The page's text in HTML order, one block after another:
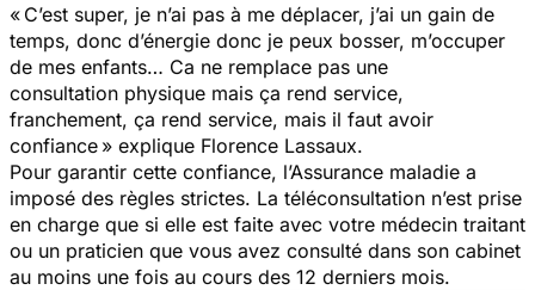
« C’est super, je n’ai pas à me déplacer, j’ai un gain de
temps, donc d’énergie donc je peux bosser, m’occuper
de mes enfants… Ca ne remplace pas une
consultation physique mais ça rend service,
franchement, ça rend service, mais il faut avoir
confiance » explique Florence Lassaux.
Pour garantir cette confiance, l’Assurance maladie a
imposé des règles strictes. La téléconsultation n’est prise
en charge que si elle est faite avec votre médecin traitant
ou un praticien que vous avez consulté dans son cabinet
au moins une fois au cours des 12 derniers mois.